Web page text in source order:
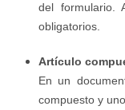
del formulario.
obligatorios.
Artículo
En un
compuesto y